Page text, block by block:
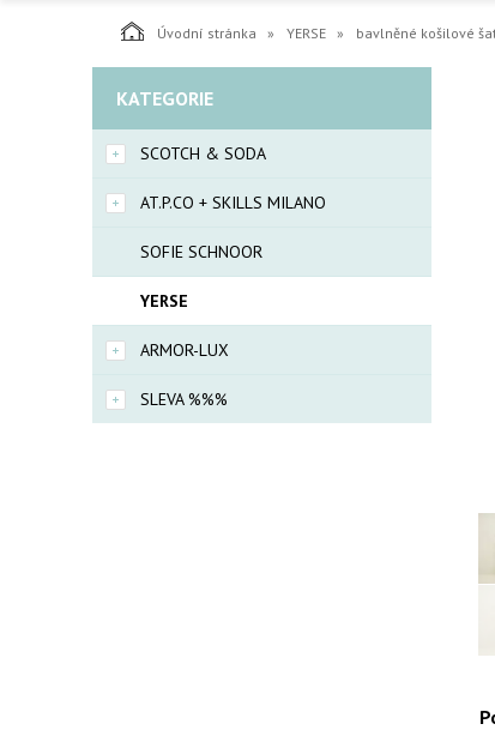
Úvodní stránka YERSE bavlněné košilové
KATEGORIE
SCOTCH & SODA
AT.P.CO + SKILLS MILANO
SOFIE SCHNOOR
YERSE
ARMOR-LUX
SLEVA %%%